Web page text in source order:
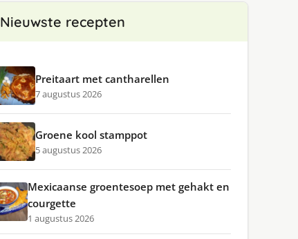
Nieuwste recepten
Preitaart met cantharellen
7 augustus 2026
Groene kool stamppot
5 augustus 2026
Mexicaanse groentesoep met gehakt en
courgette
1 augustus 2026